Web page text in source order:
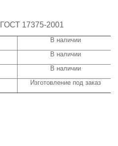
17375-2001
В наличии
В наличии
В наличии
Изготовление под заказ